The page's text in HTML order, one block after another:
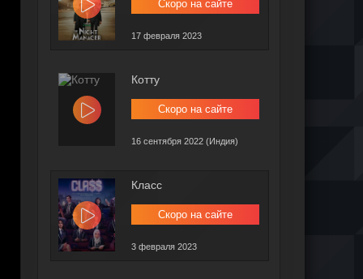
Скоро на сайте
17 февраля 2023
Котту
Скоро на сайте
16 сентября 2022 (Индия)
Класс
Скоро на сайте
3 февраля 2023